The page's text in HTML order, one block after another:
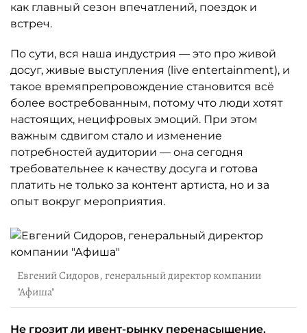
как главный сезон впечатлений, поездок и
встреч.
По сути, вся наша индустрия — это про живой
досуг, живые выступления (live entertainment), и
такое времяпрепровождение становится всё
более востребованным, потому что люди хотят
настоящих, нецифровых эмоций. При этом
важным сдвигом стало и изменение
потребностей аудитории — она сегодня
требовательнее к качеству досуга и готова
платить не только за контент артиста, но и за
опыт вокруг мероприятия.
Евгений Сидоров, генеральный директор компании
"Афиша"
Не грозит ли ивент-рынку перенасыщение,